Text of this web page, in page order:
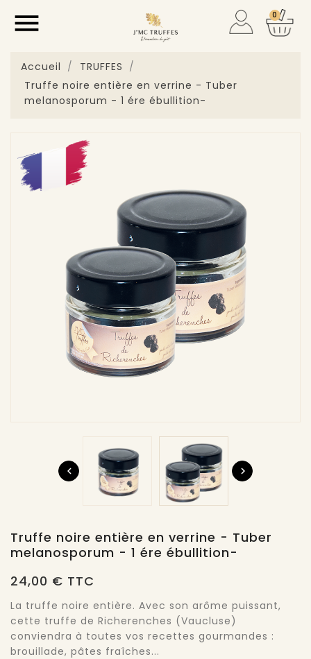
 0
Accueil
TRUFFES
Truffe noire entière en verrine - Tuber
melanosporum - 1 ére ébullition-
 
Truffe noire entière en verrine - Tuber
melanosporum - 1 ére ébullition-
24,00 € TTC
La truffe noire entière. Avec son arôme puissant,
cette truffe de Richerenches (Vaucluse)
conviendra à toutes vos recettes gourmandes :
brouillade, pâtes fraîches...